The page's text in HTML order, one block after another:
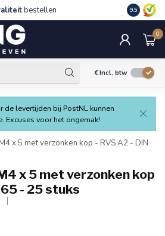
bestellen 9.5
0
€Incl. btw
de levertijden bij PostNL kunnen
Excuses voor het ongemak!
x 5 met verzonken kop - RVS A2 - DIN
x 5 met verzonken kop
- 25 stuks